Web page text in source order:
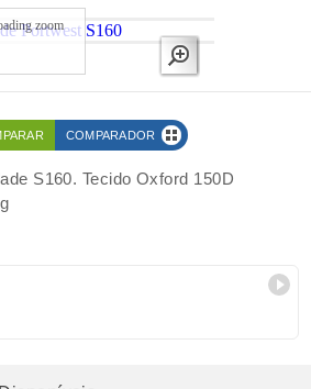
zoom
COMPARADOR
S160. Tecido Oxford 150D